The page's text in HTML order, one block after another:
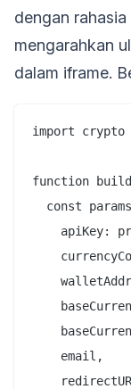
dengan
mengarahkan
dalam iframe.
import crypto
function
const
apiKey:
    email,